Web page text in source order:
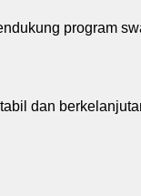
program
dan